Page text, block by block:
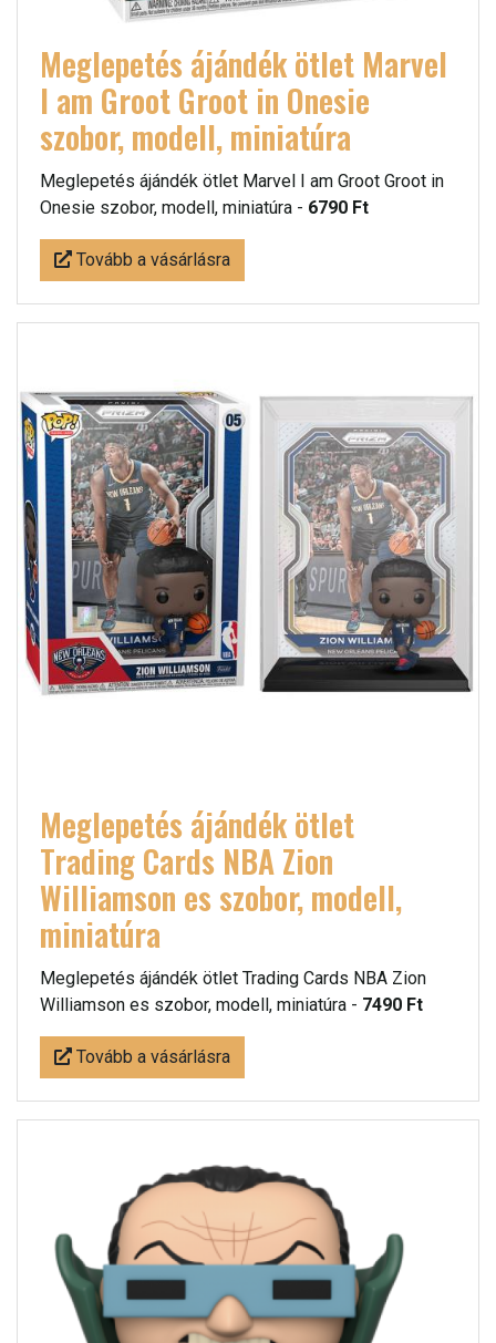
Meglepetés ájándék ötlet Marvel
I am Groot Groot in Onesie
szobor, modell, miniatúra
Meglepetés ájándék ötlet Marvel I am Groot Groot in
Onesie szobor, modell, miniatúra - 6790 Ft
Tovább a vásárlásra
Meglepetés ájándék ötlet
Trading Cards NBA Zion
Williamson es szobor, modell,
miniatúra
Meglepetés ájándék ötlet Trading Cards NBA Zion
Williamson es szobor, modell, miniatúra - 7490 Ft
Tovább a vásárlásra